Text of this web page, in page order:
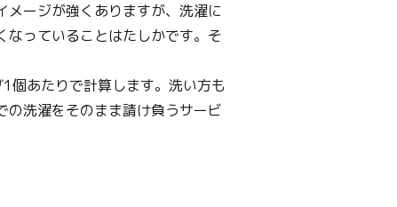
メージが強くありますが、洗濯に
なっていることはたしかです。そ
個あたりで計算します。洗い方も
の洗濯をそのまま請け負うサービ